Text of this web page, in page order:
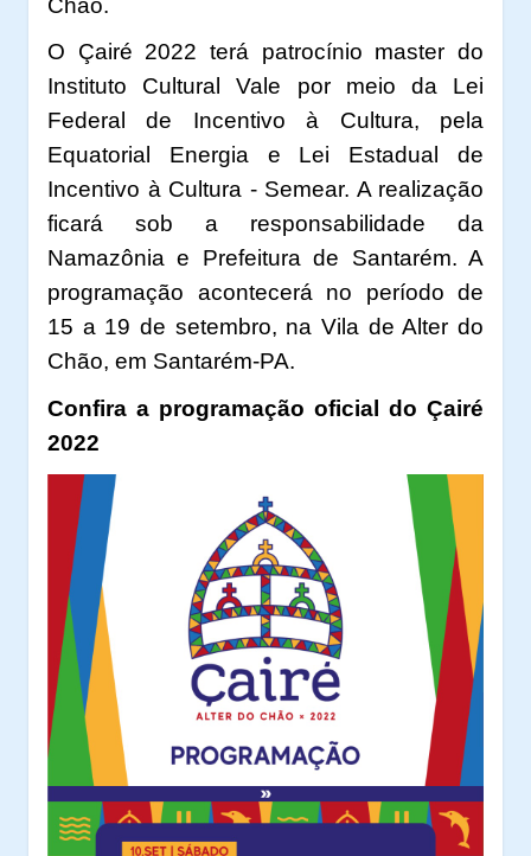
O Çairé 2022 terá patrocínio master do
Instituto Cultural Vale por meio da Lei
Federal de Incentivo à Cultura, pela
Equatorial Energia e Lei Estadual de
Incentivo à Cultura - Semear. A realização
ficará sob a responsabilidade da
Namazônia e Prefeitura de Santarém. A
programação acontecerá no período de
15 a 19 de setembro, na Vila de Alter do
Chão, em Santarém-PA.
Confira a programação oficial do Çairé
2022